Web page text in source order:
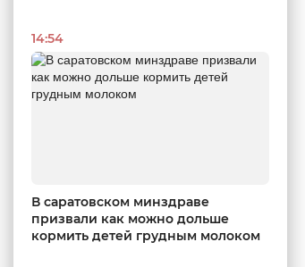
14:54
В саратовском минздраве
призвали как можно дольше
кормить детей грудным молоком